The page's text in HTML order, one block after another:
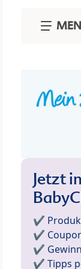
Jetzt
✔️
✔️
✔️
✔️ Tipps